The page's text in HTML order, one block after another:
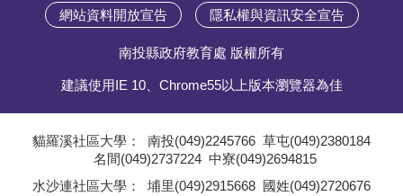
網站資料開放宣告 隱私權與資訊安全宣告
南投縣政府教育處 版權所有
建議使用IE 10、Chrome55以上版本瀏覽器為佳
貓羅溪社區大學： 南投(049)2245766 草屯(049)2380184
名間(049)2737224 中寮(049)2694815
水沙連社區大學： 埔里(049)2915668 國姓(049)2720676